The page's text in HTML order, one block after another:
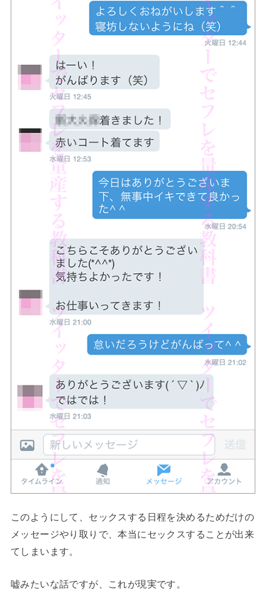
このようにして、セックスする日程を決めるためだけの
メッセージやり取りで、本当にセックスすることが出来
てしまいます。
嘘みたいな話ですが、これが現実です。